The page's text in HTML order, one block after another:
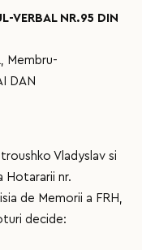
VERBAL NR.95 DIN
Membru-
DAN
Vladyslav si
Hotararii nr.
de Memorii a FRH,
decide: